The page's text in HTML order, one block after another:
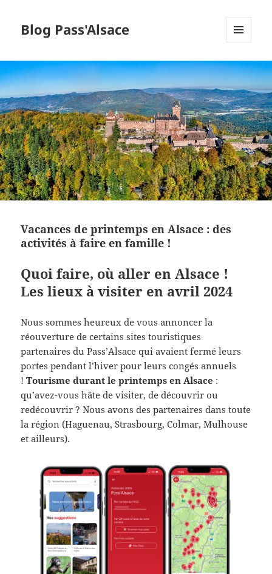
Blog Pass'Alsace
WIDGETS
Vacances de printemps en Alsace : des
activités à faire en famille !
Quoi faire, où aller en Alsace !
Les lieux à visiter en avril 2024
Nous sommes heureux de vous annoncer la
réouverture de certains sites touristiques
partenaires du Pass’Alsace qui avaient fermé leurs
portes pendant l’hiver pour leurs congés annuels
!Tourisme durant le printemps en Alsace :
qu’avez-vous hâte de visiter, de découvrir ou
redécouvrir ? Nous avons des partenaires dans toute
la région (Haguenau, Strasbourg, Colmar, Mulhouse
et ailleurs).